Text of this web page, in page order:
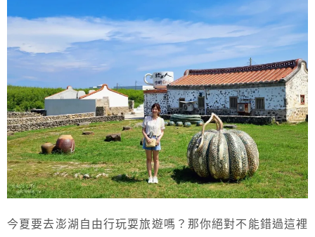
今夏要去澎湖自由行玩耍旅遊嗎？那你絕對不能錯過這裡